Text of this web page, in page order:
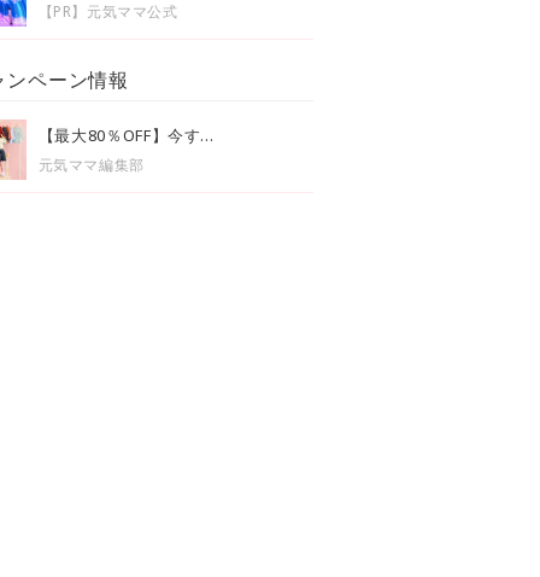
【PR】元気ママ公式
ンペーン情報
【最大80％OFF】今す...
元気ママ編集部